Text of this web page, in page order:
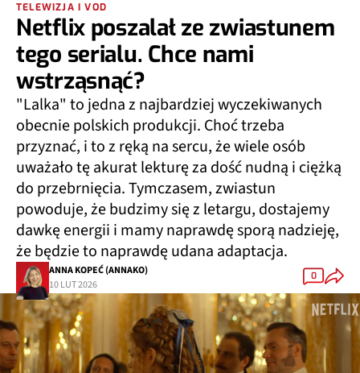
TELEWIZJA I VOD
Netflix poszalał ze zwiastunem
tego serialu. Chce nami
wstrząsnąć?
"Lalka" to jedna z najbardziej wyczekiwanych
obecnie polskich produkcji. Choć trzeba
przyznać, i to z ręką na sercu, że wiele osób
uważało tę akurat lekturę za dość nudną i ciężką
do przebrnięcia. Tymczasem, zwiastun
powoduje, że budzimy się z letargu, dostajemy
dawkę energii i mamy naprawdę sporą nadzieję,
że będzie to naprawdę udana adaptacja.
ANNA KOPEĆ (ANNAKO)
10 LUT 2026
0